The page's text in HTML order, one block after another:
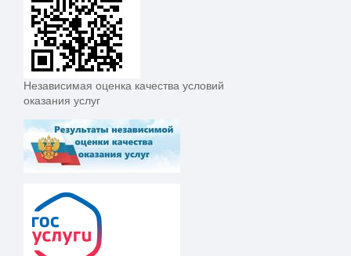
Независимая оценка качества условий
оказания услуг